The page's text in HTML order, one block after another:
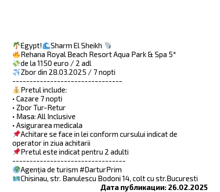
Egypt!
Sharm El Sheikh
Rehana Royal Beach Resort Aqua Park & Spa 5*
de la 1150 euro / 2 adl
Zbor din 28.03.2025 / 7 nopti
--------------------------------
Pretul include:
• Cazare 7 nopti
• Zbor Tur-Retur
• Masa: All Inclusive
• Asigurarea medicala
Achitare se face in lei conform cursului indicat de
operator in ziua achitarii
Pretul este indicat pentru 2 adulti
---------------------------------
Agenția de turism #DarturPrim
Chisinau, str. Banulescu Bodoni 14, colt cu str.Bucuresti
Дата публикации: 26.02.2025